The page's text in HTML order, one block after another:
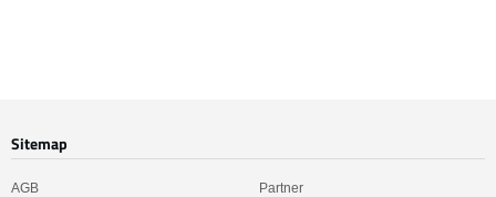
Sitemap
AGB
Partner